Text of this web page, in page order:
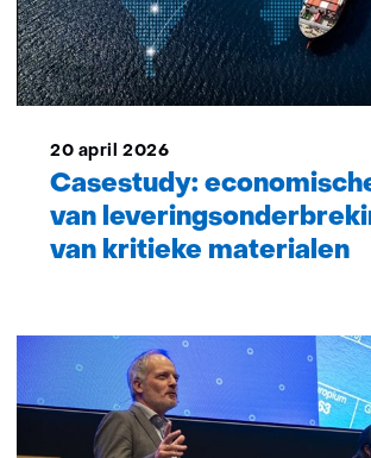
20 april 2026
Casestudy:
van
van kritieke materialen